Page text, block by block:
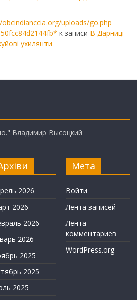
uploads/go.php
к записи В Дарниці
ухилянти
Владимир Высоцкий
2026
2026
2026
2026
2025
2025
2025
Мета
Войти
Лента записей
Лента
комментариев
WordPress.org